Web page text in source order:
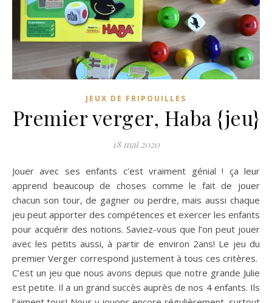
JEUX DE FRIPOUILLES
Premier verger, Haba {jeu}
18 mai 2020
Jouer avec ses enfants c’est vraiment génial ! ça leur
apprend beaucoup de choses comme le fait de jouer
chacun son tour, de gagner ou perdre, mais aussi chaque
jeu peut apporter des compétences et exercer les enfants
pour acquérir des notions. Saviez-vous que l’on peut jouer
avec les petits aussi, à partir de environ 2ans! Le jeu du
premier Verger correspond justement à tous ces critères.
C’est un jeu que nous avons depuis que notre grande Julie
est petite. Il a un grand succès auprès de nos 4 enfants. Ils